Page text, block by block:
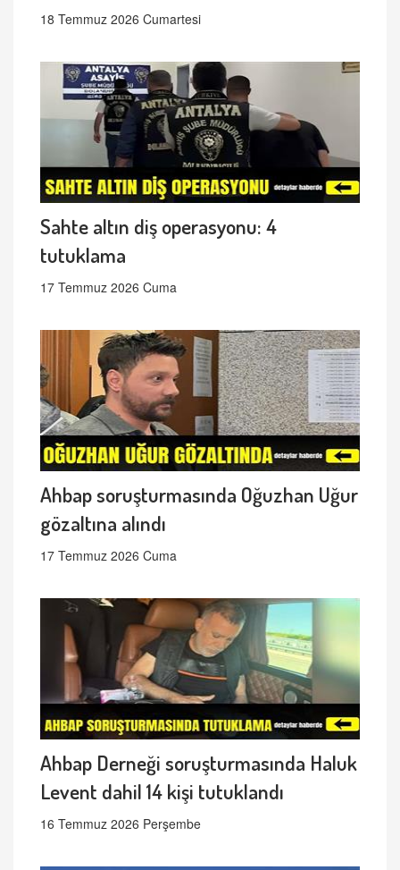
18 Temmuz 2026 Cumartesi
Sahte altın diş operasyonu: 4
tutuklama
17 Temmuz 2026 Cuma
Ahbap soruşturmasında Oğuzhan Uğur
gözaltına alındı
17 Temmuz 2026 Cuma
Ahbap Derneği soruşturmasında Haluk
Levent dahil 14 kişi tutuklandı
16 Temmuz 2026 Perşembe